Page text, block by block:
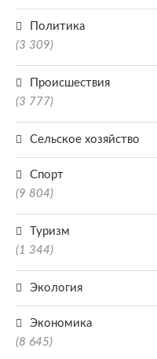
Политика
(3 309)
Происшествия
(3 777)
Сельское хозяйство
Спорт
(9 804)
Туризм
(1 344)
Экология
Экономика
(8 645)